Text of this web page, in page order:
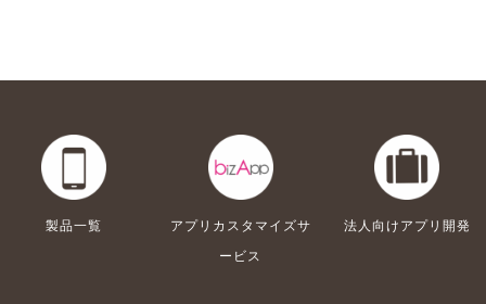
製品一覧
アプリカスタマイズサ
ービス
法人向けアプリ開発